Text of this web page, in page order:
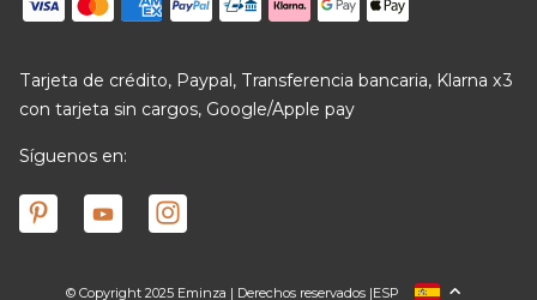
Tarjeta de crédito, Paypal, Transferencia bancaria, Klarna x3
con tarjeta sin cargos, Google/Apple pay
Síguenos en:
© Copyright 2025 Eminza | Derechos reservados |
FRANCIAESP